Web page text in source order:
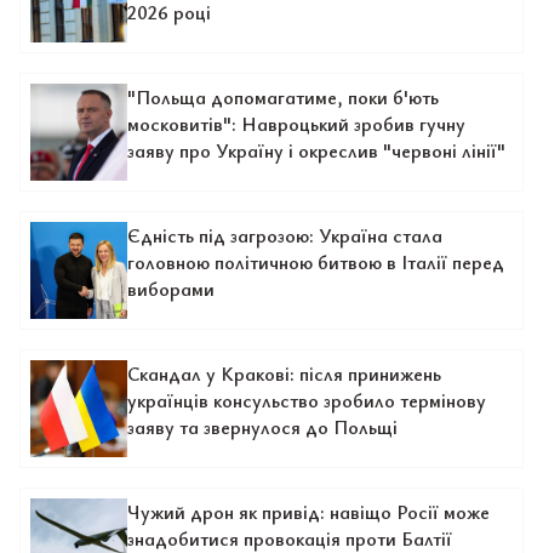
2026 році
"Польща допомагатиме, поки б'ють
московитів": Навроцький зробив гучну
заяву про Україну і окреслив "червоні лінії"
Єдність під загрозою: Україна стала
головною політичною битвою в Італії перед
виборами
Скандал у Кракові: після принижень
українців консульство зробило термінову
заяву та звернулося до Польщі
Чужий дрон як привід: навіщо Росії може
знадобитися провокація проти Балтії